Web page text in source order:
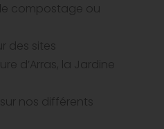
compostage ou
des sites
d’Arras, la Jardine
nos différents